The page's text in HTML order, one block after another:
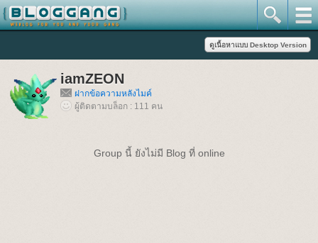
iamZEON
ฝากข้อความหลังไมค์
ผู้ติดตามบล็อก : 111 คน
Group นี้ ยังไม่มี Blog ที่ online